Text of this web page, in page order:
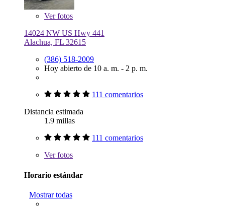
Verfotos
14024 NW US Hwy 441
Alachua, FL 32615
(386) 518-2009
Hoy abierto de 10 a. m. - 2 p. m.
111 comentarios
Distancia estimada
1.9 millas
111 comentarios
Verfotos
Horario estándar
Mostrar todas